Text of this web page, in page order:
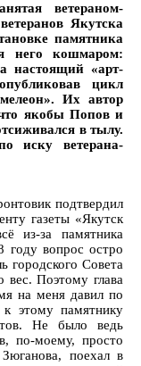
ветераном-
Якутска
памятника
него кошмаром:
настоящий «арт-
цикл
Их автор
якобы Попов и
в тылу.
иску ветерана-
подтвердил
газеты «Якутск
из-за памятника
вопрос остро
городского Совета
вес. Поэтому глава
на меня давил по
этому памятнику
Не было ведь
по-моему, просто
поехал в